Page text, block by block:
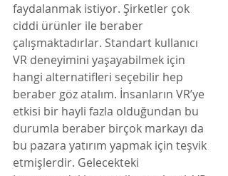
faydalanmak istiyor. Şirketler çok
ciddi ürünler ile beraber
çalışmaktadırlar. Standart kullanıcı
VR deneyimini yaşayabilmek için
hangi alternatifleri seçebilir hep
beraber göz atalım. İnsanların VR’ye
etkisi bir hayli fazla olduğundan bu
durumla beraber birçok markayı da
bu pazara yatırım yapmak için teşvik
etmişlerdir. Gelecekteki